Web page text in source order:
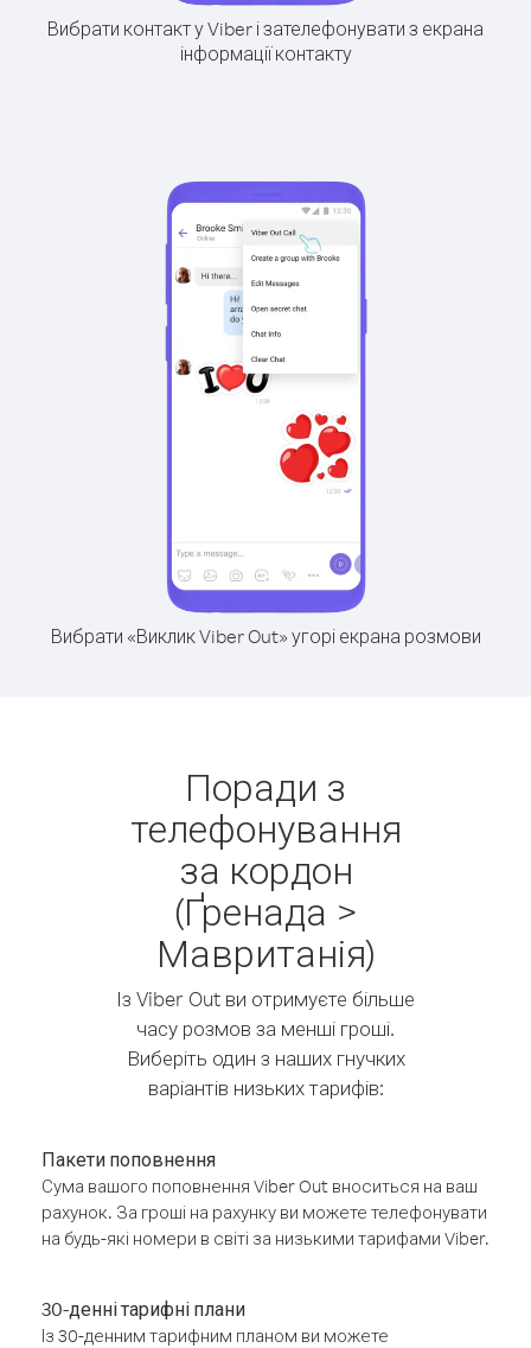
Вибрати контакт у Viber і зателефонувати з екрана
інформації контакту
Вибрати «Виклик Viber Out» угорі екрана розмови
Поради з
телефонування
за кордон
(Ґренада >
Мавританія)
Із Viber Out ви отримуєте більше
часу розмов за менші гроші.
Виберіть один з наших гнучких
варіантів низьких тарифів:
Пакети поповнення
Сума вашого поповнення Viber Out вноситься на ваш
рахунок. За гроші на рахунку ви можете телефонувати
на будь-які номери в світі за низькими тарифами Viber.
30-денні тарифні плани
Із 30-денним тарифним планом ви можете